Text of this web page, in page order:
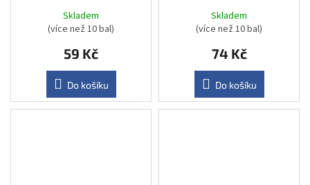
Skladem
(více než 10 bal)
59 Kč
Do košíku
Skladem
(více než 10 bal)
74 Kč
Do košíku